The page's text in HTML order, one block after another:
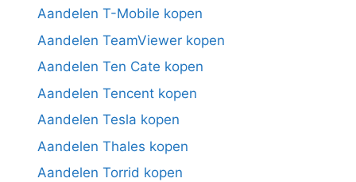
Aandelen T-Mobile kopen
Aandelen TeamViewer kopen
Aandelen Ten Cate kopen
Aandelen Tencent kopen
Aandelen Tesla kopen
Aandelen Thales kopen
Aandelen Torrid kopen